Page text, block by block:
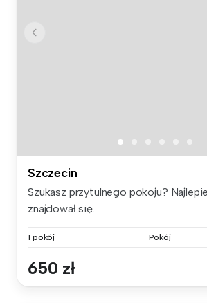
Szczecin
Szukasz przytulnego pokoju?
znajdował się...
1 pokój Pokój
650 zł